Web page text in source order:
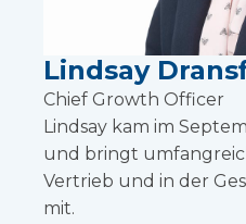
Lindsay
Chief Growth Officer
Lindsay kam im
und bringt
Vertrieb und in der
mit.